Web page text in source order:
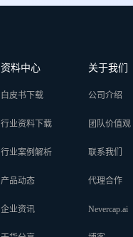
资料中心
白皮书下载
行业资料下载
行业案例解析
产品动态
企业资讯
关于我们
公司介绍
团队价值观
联系我们
代理合作
Nevercap.ai